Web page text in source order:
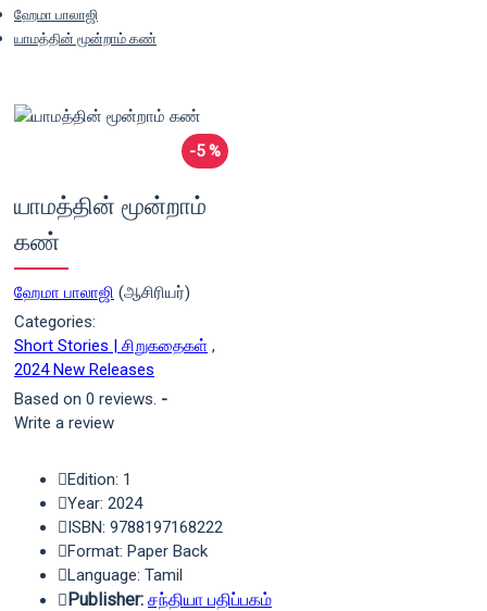
ஹேமா பாலாஜி
யாமத்தின் மூன்றாம் கண்
-5 %
யாமத்தின் மூன்றாம்
கண்
ஹேமா பாலாஜி (ஆசிரியர்)
Categories:
Short Stories | சிறுகதைகள் ,
2024 New Releases
Based on 0 reviews. -
Write a review
Edition: 1
Year: 2024
ISBN: 9788197168222
Format: Paper Back
Language: Tamil
Publisher: சந்தியா பதிப்பகம்